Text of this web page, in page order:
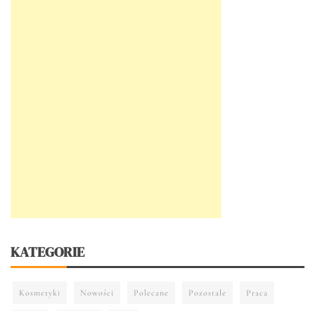
KATEGORIE
Kosmetyki Nowości Polecane Pozostałe Praca